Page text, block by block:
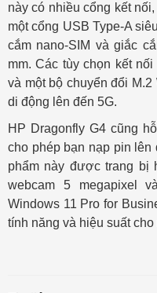
này có nhiều cổng kết
một cổng USB Type-A
cắm nano-SIM và giắc
mm. Các tùy chọn kết
và một bộ chuyển đổi
di động lên đến 5G.
HP Dragonfly G4 cũng
cho phép bạn nạp pin lên
phẩm này được trang bị
webcam 5 megapixel
Windows 11 Pro for
tính năng và hiệu suất